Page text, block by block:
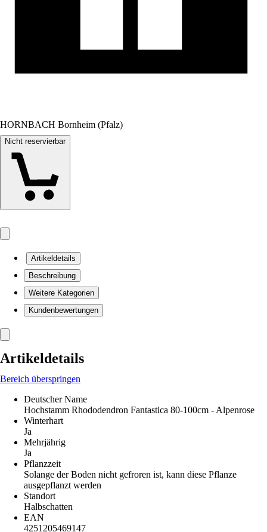
HORNBACH Bornheim (Pfalz)
Nicht reservierbar
Artikeldetails
Beschreibung
Weitere Kategorien
Kundenbewertungen
Artikeldetails
Bereich überspringen
Deutscher Name
Hochstamm Rhododendron Fantastica 80-100cm - Alpenrose
Winterhart
Ja
Mehrjährig
Ja
Pflanzzeit
Solange der Boden nicht gefroren ist, kann diese Pflanze
ausgepflanzt werden
Standort
Halbschatten
EAN
4251205469147